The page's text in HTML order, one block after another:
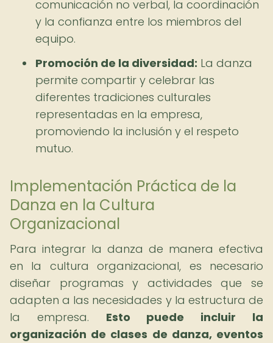
comunicación no verbal, la coordinación
y la confianza entre los miembros del
equipo.
Promoción de la diversidad: La danza
permite compartir y celebrar las
diferentes tradiciones culturales
representadas en la empresa,
promoviendo la inclusión y el respeto
mutuo.
Implementación Práctica de la
Danza en la Cultura
Organizacional
Para integrar la danza de manera efectiva
en la cultura organizacional, es necesario
diseñar programas y actividades que se
adapten a las necesidades y la estructura de
la empresa. Esto puede incluir la
organización de clases de danza, eventos